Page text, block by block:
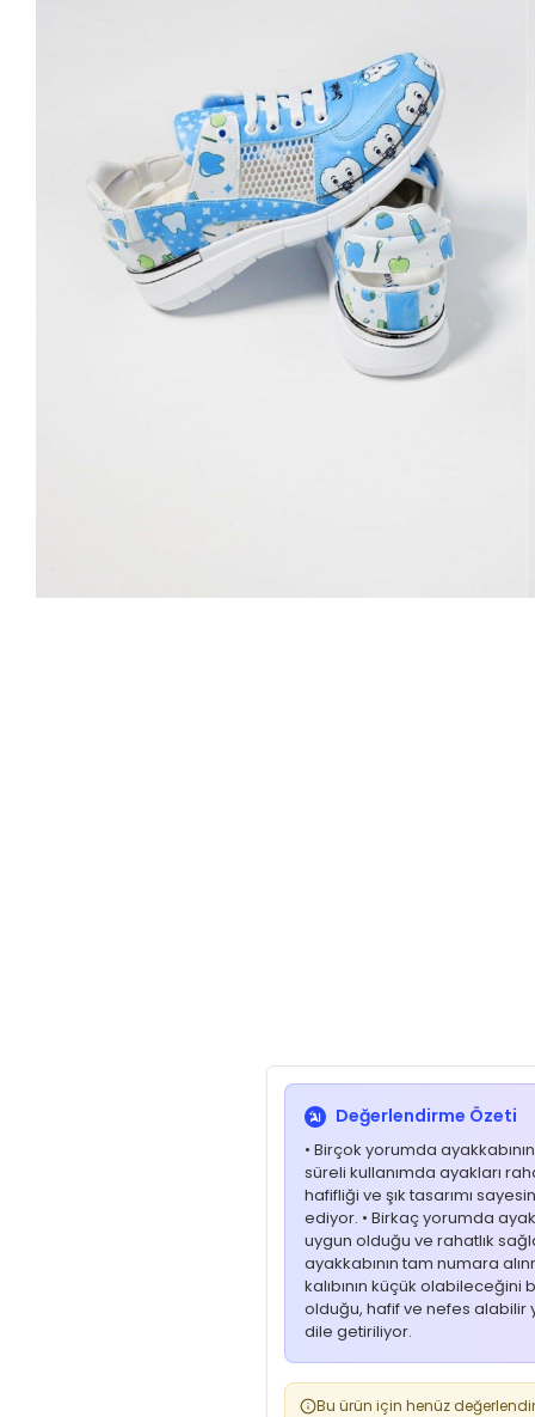
Değerlendirme Özeti
• Birçok yorumda
süreli kullanımda ayakları
hafifliği ve şık tasarımı
ediyor. • Birkaç yorumda
uygun olduğu ve rahatlık
ayakkabının tam numara
kalıbının küçük olabileceğini
olduğu, hafif ve nefes alabilir
dile getiriliyor.
Bu ürün için henüz